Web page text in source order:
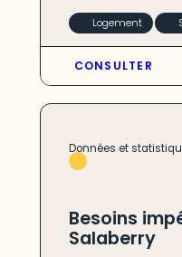
Logement
CONSULTER
Données et
Besoins
Salaberry